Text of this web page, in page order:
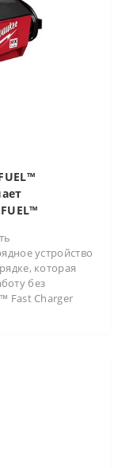
устройство
которая
без
Fast Charger